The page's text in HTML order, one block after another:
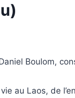
Boulom,
au Laos, de